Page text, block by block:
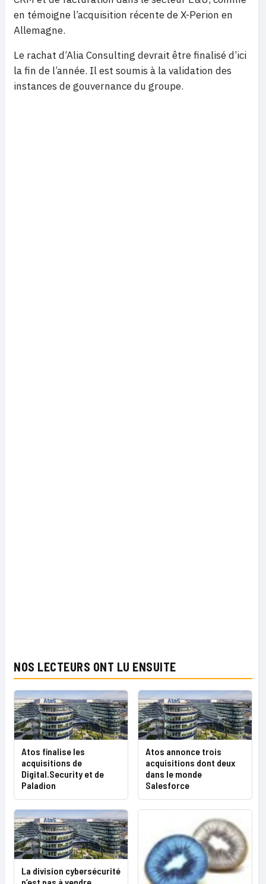
en témoigne l’acquisition récente de X-Perion en
Allemagne.
Le rachat d’Alia Consulting devrait être finalisé d’ici
la fin de l’année. Il est soumis à la validation des
instances de gouvernance du groupe.
NOS LECTEURS ONT LU ENSUITE
Atos finalise les
acquisitions de
Digital.Security et de
Paladion
Atos annonce trois
acquisitions dont deux
dans le monde
Salesforce
La division cybersécurité